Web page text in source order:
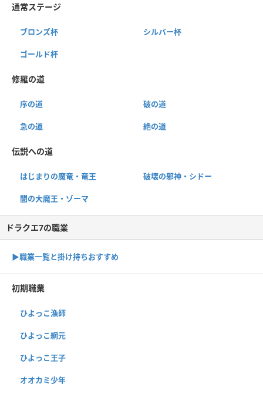
通常ステージ
ブロンズ杯 シルバー杯
ゴールド杯
修羅の道
序の道 破の道
急の道 絶の道
伝説への道
はじまりの魔竜・竜王 破壊の邪神・シドー
闇の大魔王・ゾーマ
ドラクエ7の職業
▶︎職業一覧と掛け持ちおすすめ
初期職業
ひよっこ漁師
ひよっこ網元
ひよっこ王子
オオカミ少年